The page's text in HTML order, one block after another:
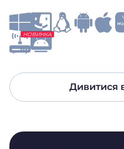
НОВИНКА
Дивитися